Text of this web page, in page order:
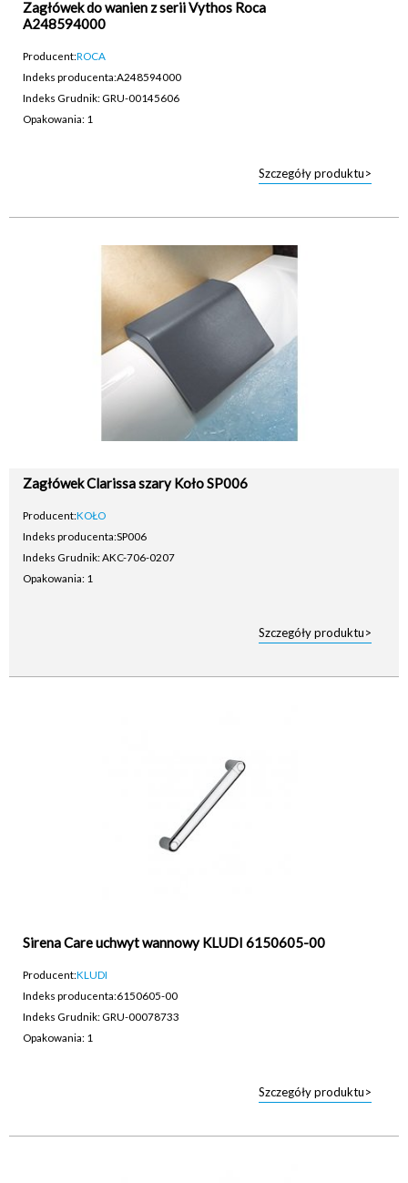
Zagłówek do wanien z serii Vythos Roca
A248594000
Producent:ROCA
Indeks producenta:A248594000
Indeks Grudnik: GRU-00145606
Opakowania: 1
Szczegóły produktu>
Zagłówek Clarissa szary Koło SP006
Producent:KOŁO
Indeks producenta:SP006
Indeks Grudnik: AKC-706-0207
Opakowania: 1
Szczegóły produktu>
Sirena Care uchwyt wannowy KLUDI 6150605-00
Producent:KLUDI
Indeks producenta:6150605-00
Indeks Grudnik: GRU-00078733
Opakowania: 1
Szczegóły produktu>